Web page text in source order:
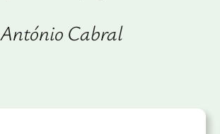
António Cabral